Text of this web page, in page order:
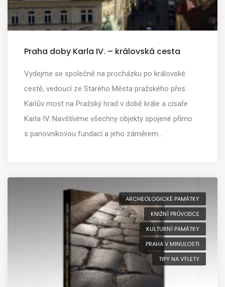
Praha doby Karla IV. – královská cesta
Vydejme se společně na procházku po královské
cestě, vedoucí ze Starého Města pražského přes
Karlův most na Pražský hrad v době krále a císaře
Karla IV. Navštívíme všechny objekty spojené přímo
s panovníkovou fundací a jeho záměrem…
ARCHEOLOGICKÉ PAMÁTKY
KNIŽNÍ PRŮVODCE
KULTURNÍ PAMÁTKY
PRAHA V MINULOSTI
TIPY NA VÝLETY